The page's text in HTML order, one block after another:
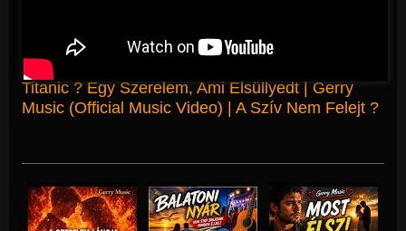
Titanic ? Egy Szerelem, Ami Elsüllyedt | Gerry
Music (Official Music Video) | A Szív Nem Felejt ?